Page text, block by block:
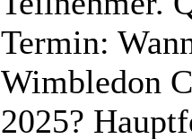
Termin:
Wimbledon
2025?